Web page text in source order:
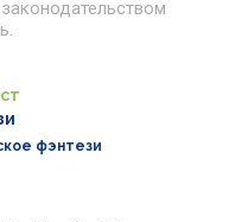
фэнтези